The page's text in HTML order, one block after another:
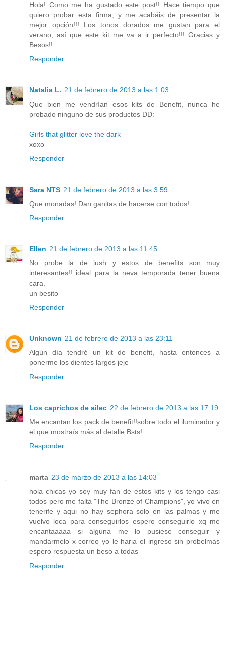
Hola! Como me ha gustado este post!! Hace tiempo que
quiero probar esta firma, y me acabáis de presentar la
mejor opción!!! Los tonos dorados me gustan para el
verano, así que este kit me va a ir perfecto!!! Gracias y
Besos!!
Responder
Natalia L. 21 de febrero de 2013 a las 1:03
Que bien me vendrían esos kits de Benefit, nunca he
probado ninguno de sus productos DD:
Girls that glitter love the dark
xoxo
Responder
Sara NTS 21 de febrero de 2013 a las 3:59
Que monadas! Dan ganitas de hacerse con todos!
Responder
Ellen 21 de febrero de 2013 a las 11:45
No probe la de lush y estos de benefits son muy
interesantes!! ideal para la neva temporada tener buena
cara.
un besito
Responder
Unknown 21 de febrero de 2013 a las 23:11
Algún día tendré un kit de benefit, hasta entonces a
ponerme los dientes largos jeje
Responder
Los caprichos de ailec 22 de febrero de 2013 a las 17:19
Me encantan los pack de benefit!!sobre todo el iluminador y
el que mostraís más al detalle.Bsts!
Responder
marta 23 de marzo de 2013 a las 14:03
hola chicas yo soy muy fan de estos kits y los tengo casi
todos pero me falta "The Bronze of Champions", yo vivo en
tenerife y aqui no hay sephora solo en las palmas y me
vuelvo loca para conseguirlos espero conseguirlo xq me
encantaaaaa si alguna me lo pusiese conseguir y
mandarmelo x correo yo le haria el ingreso sin probelmas
espero respuesta un beso a todas
Responder